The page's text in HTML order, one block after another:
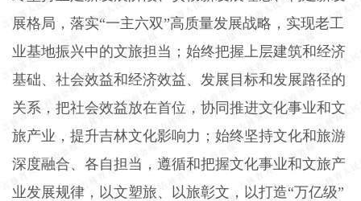
展格局，落实“一主六双”高质量发展战略，实现老工
业基地振兴中的文旅担当；始终把握上层建筑和经济
基础、社会效益和经济效益、发展目标和发展路径的
关系，把社会效益放在首位，协同推进文化事业和文
旅产业，提升吉林文化影响力；始终坚持文化和旅游
深度融合、各自担当，遵循和把握文化事业和文旅产
业发展规律，以文塑旅、以旅彰文，以打造“万亿级”